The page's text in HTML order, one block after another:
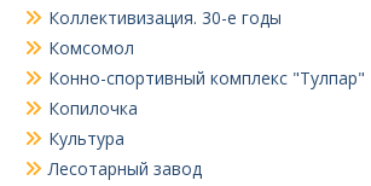
Коллективизация. 30-е годы
Комсомол
Конно-спортивный комплекс "Тулпар"
Копилочка
Культура
Лесотарный завод